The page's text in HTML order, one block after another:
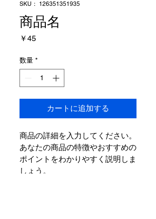
SKU： 126351351935
商品名
￥45価
数量 *
カートに追加する
商品の詳細を入力してください。
あなたの商品の特徴やおすすめの
ポイントをわかりやすく説明しま
しょう。